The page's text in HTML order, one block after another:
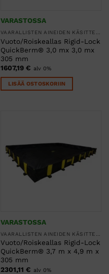
VARASTOSSA
Vuoto/Roiskeallas Rigid-Lock
QuickBerm® 3,0 mx 3,0 mx
305 mm
1607,19 € alv 0%
LISÄÄ OSTOSKORIIN
VARASTOSSA
Vuoto/Roiskeallas Rigid-Lock
QuickBerm® 3,7 m x 4,9 m x
305 mm
2301,11 € alv 0%